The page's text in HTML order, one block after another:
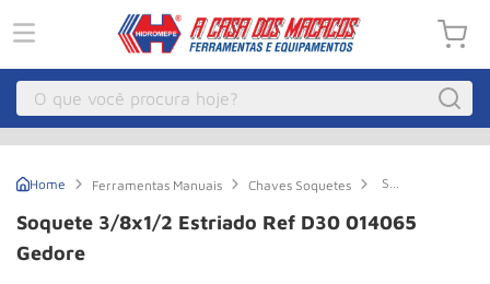
O que você procura hoje?
Ferramentas Manuais Chaves Soquetes
Soquete
Estriado
Ref
Soquete 3/8x1/2 Estriado Ref D30 014065
Gedore
3 º Macaco Hidraulico